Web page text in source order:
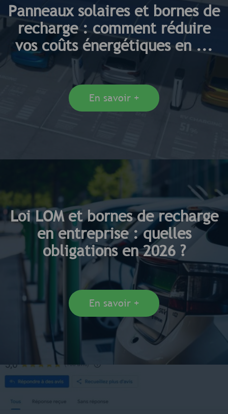
Panneaux solaires et bornes de
recharge : comment réduire
vos coûts énergétiques en ...
En savoir +
Loi LOM et bornes de recharge
en entreprise : quelles
obligations en 2026 ?
En savoir +